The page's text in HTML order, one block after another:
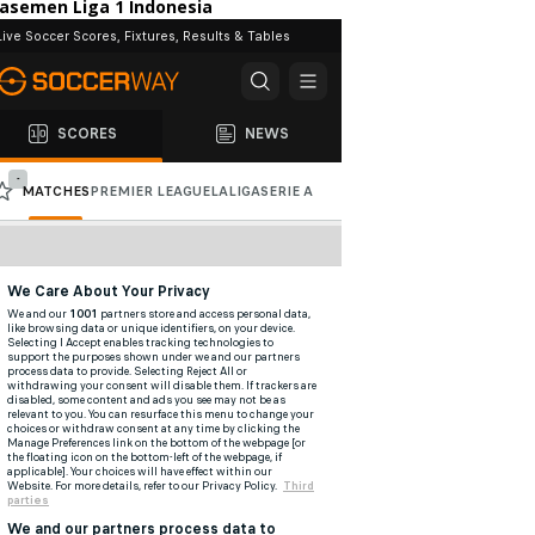
Liga 1 Indonesia